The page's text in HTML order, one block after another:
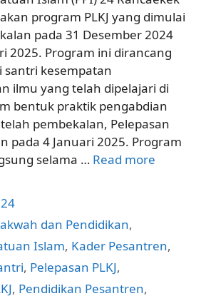
program PLKJ yang dimulai
pada 31 Desember 2024
2025. Program ini dirancang
kesempatan
ilmu yang telah dipelajari di
bentuk praktik pengabdian
pembekalan, Pelepasan
pada 4 Januari 2025. Program
selama … Read more
dan Pendidikan,
Islam, Kader Pesantren,
, Pelepasan PLKJ,
, Pendidikan Pesantren,